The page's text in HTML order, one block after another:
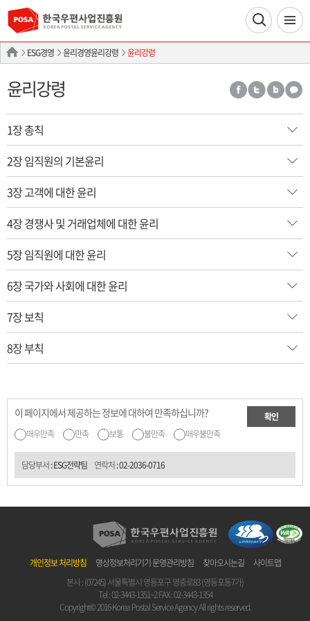
ESG경영 윤리경영윤리강령 윤리강령
윤리강령
1장 총칙
2장 임직원의 기본윤리
3장 고객에 대한 윤리
4장 경쟁사 및 거래업체에 대한 윤리
5장 임직원에 대한 윤리
6장 국가와 사회에 대한 윤리
7장 보칙
8장 부칙
이 페이지에서 제공하는 정보에 대하여 만족하십니까?
매우만족 만족 보통 불만족 매우불만족
확인
담당부서: ESG전략팀 연락처:02-2036-0716
개인정보 처리방침 영상정보처리기기 운영관리방침 찾아오시는길
사이트맵
본사 : (07245) 서울특별시 영등포구 영중로83 (영등포동7가)
Tel :02-3443-1351~2FAX : 02-3443-1354
Copyright© 2016 Korea Postal Service Agency All rights reserved.